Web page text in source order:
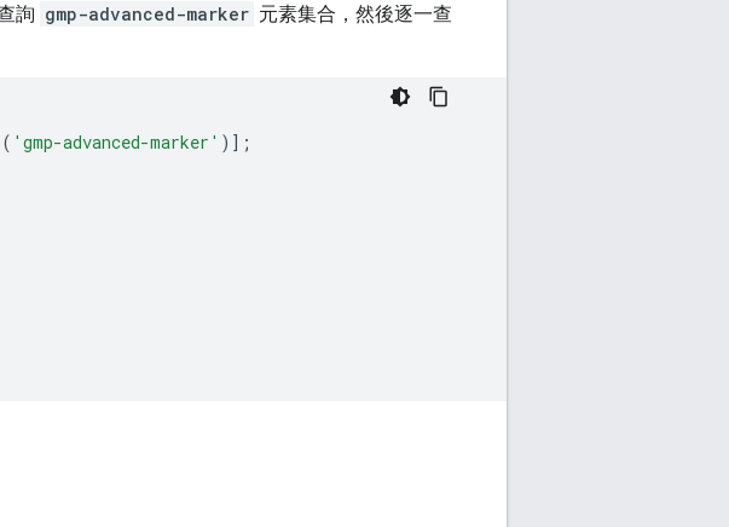
詢 gmp-advanced-marker 元素集合，然後逐一查
( 'gmp-advanced-marker' )];